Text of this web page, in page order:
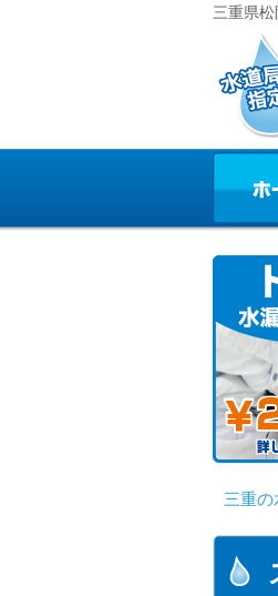
三重県
三重の